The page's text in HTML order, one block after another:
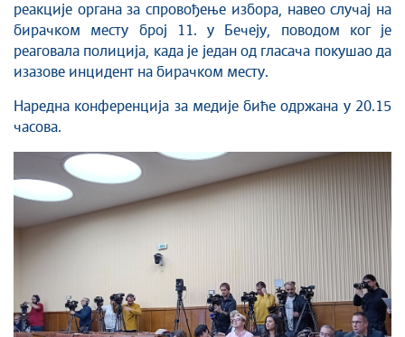
реакције органа за спровођење избора, навео случај на
бирачком месту број 11. у Бечеју, поводом ког је
реаговала полиција, када је један од гласача покушао да
изазове инцидент на бирачком месту.
Наредна конференција за медије биће одржана у 20.15
часова.